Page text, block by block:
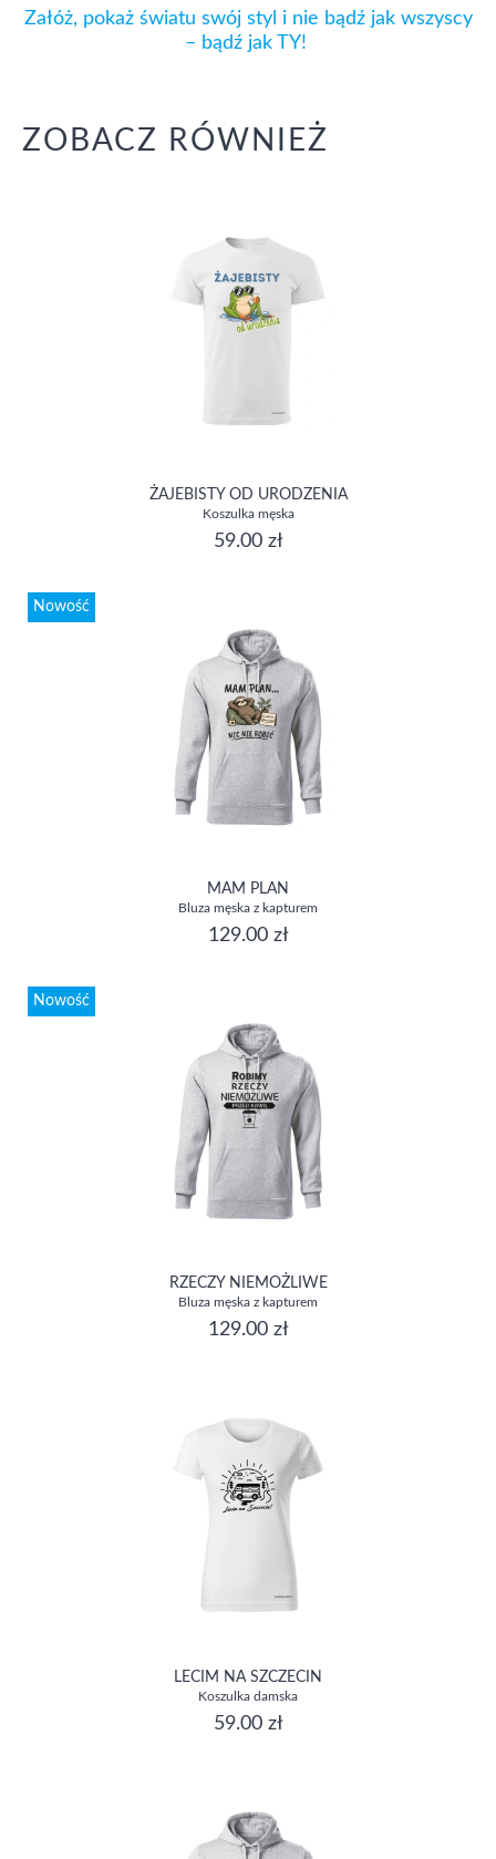
Załóż, pokaż światu swój styl i nie bądź jak wszyscy
– bądź jak TY!
ZOBACZ RÓWNIEŻ
ŻAJEBISTY OD URODZENIA
Koszulka męska
59.00 zł
Nowość
MAM PLAN
Bluza męska z kapturem
129.00 zł
Nowość
RZECZY NIEMOŻLIWE
Bluza męska z kapturem
129.00 zł
LECIM NA SZCZECIN
Koszulka damska
59.00 zł